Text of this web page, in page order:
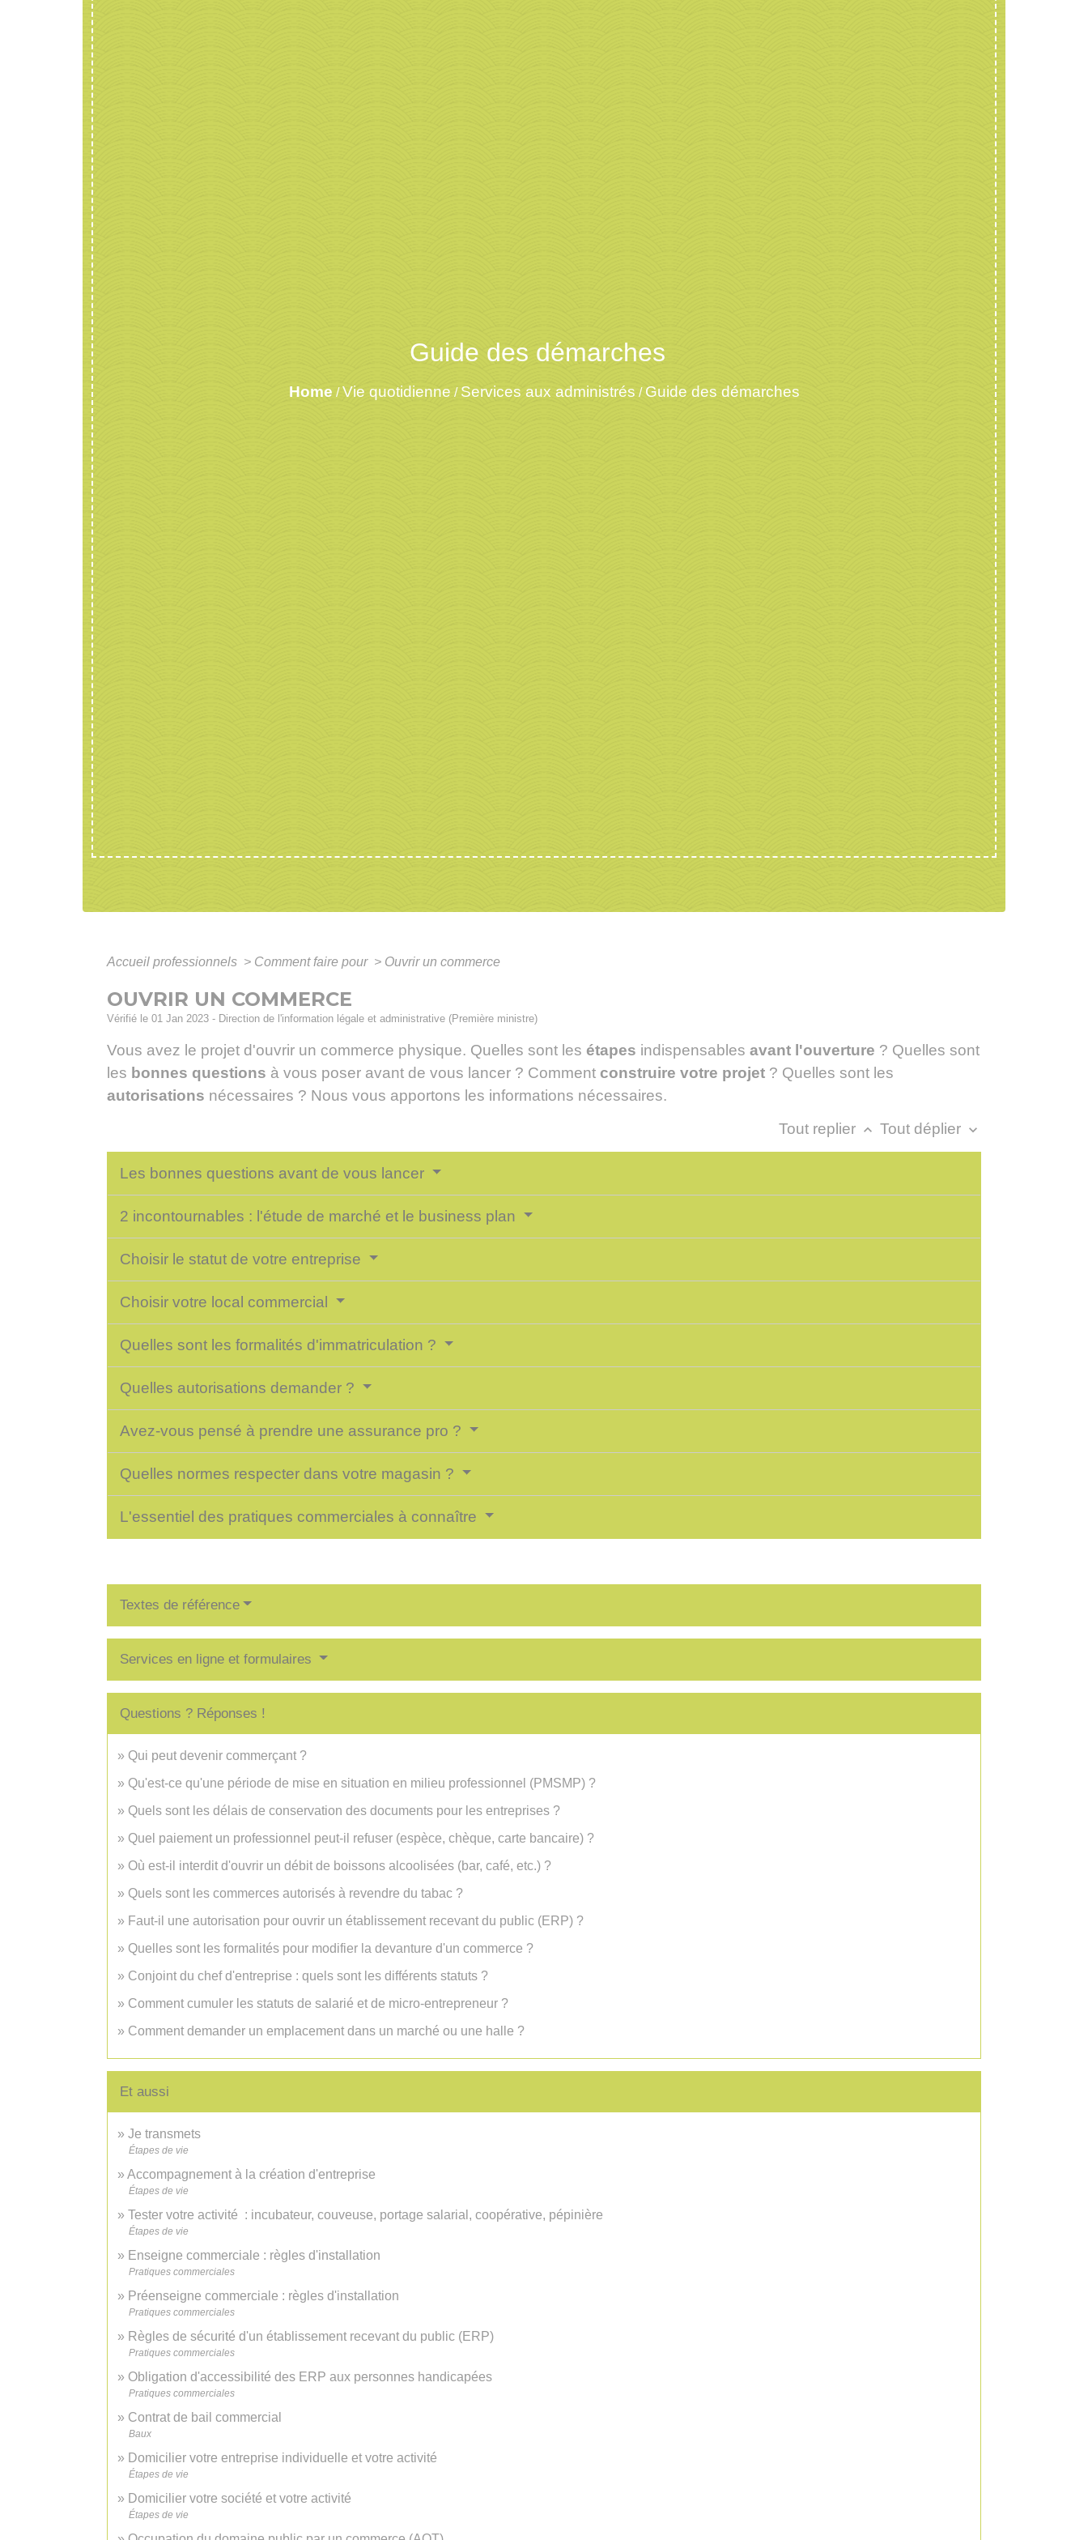
Guide des démarches
Home /Vie quotidienne / Services aux administrés / Guide des démarches
Accueil professionnels > Comment faire pour > Ouvrir un commerce
OUVRIR UN COMMERCE
Vérifié le 01 Jan 2023 - Direction de l'information légale et administrative (Première ministre)
Vous avez le projet d'ouvrir un commerce physique. Quelles sont les étapes indispensables avant l'ouverture ? Quelles sont
les bonnes questions à vous poser avant de vous lancer ? Comment construire votre projet ? Quelles sont les
autorisations nécessaires ? Nous vous apportons les informations nécessaires.
Tout replier keyboard_arrow_up Tout déplier keyboard_arrow_down
Les bonnes questions avant de vous lancer
2 incontournables : l'étude de marché et le business plan
Choisir le statut de votre entreprise
Choisir votre local commercial
Quelles sont les formalités d'immatriculation ?
Quelles autorisations demander ?
Avez-vous pensé à prendre une assurance pro ?
Quelles normes respecter dans votre magasin ?
L'essentiel des pratiques commerciales à connaître
Textes de référence
Services en ligne et formulaires
Questions ? Réponses !
Qui peut devenir commerçant ?
Qu'est-ce qu'une période de mise en situation en milieu professionnel (PMSMP) ?
Quels sont les délais de conservation des documents pour les entreprises ?
Quel paiement un professionnel peut-il refuser (espèce, chèque, carte bancaire) ?
Où est-il interdit d'ouvrir un débit de boissons alcoolisées (bar, café, etc.) ?
Quels sont les commerces autorisés à revendre du tabac ?
Faut-il une autorisation pour ouvrir un établissement recevant du public (ERP) ?
Quelles sont les formalités pour modifier la devanture d'un commerce ?
Conjoint du chef d'entreprise : quels sont les différents statuts ?
Comment cumuler les statuts de salarié et de micro-entrepreneur ?
Comment demander un emplacement dans un marché ou une halle ?
Et aussi
Je transmets
Étapes de vie
Accompagnement à la création d'entreprise
Étapes de vie
Tester votre activité : incubateur, couveuse, portage salarial, coopérative, pépinière
Étapes de vie
Enseigne commerciale : règles d'installation
Pratiques commerciales
Préenseigne commerciale : règles d'installation
Pratiques commerciales
Règles de sécurité d'un établissement recevant du public (ERP)
Pratiques commerciales
Obligation d'accessibilité des ERP aux personnes handicapées
Pratiques commerciales
Contrat de bail commercial
Baux
Domicilier votre entreprise individuelle et votre activité
Étapes de vie
Domicilier votre société et votre activité
Étapes de vie